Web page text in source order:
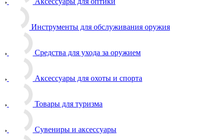
Инструменты для обслуживания оружия
Средства для ухода за оружием
Аксессуары для охоты и спорта
Товары для туризма
Сувениры и аксессуары